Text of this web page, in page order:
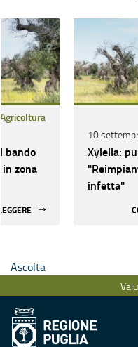
Agricoltura
bando
zona
10
Xylella:
infetta"
Ascolta